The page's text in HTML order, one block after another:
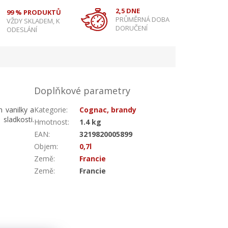
99 % PRODUKTŮ
VŽDY SKLADEM, K
ODESLÁNÍ
2,5 DNE
PRŮMĚRNÁ DOBA
DORUČENÍ
vanilky a
Doplňkové parametry
Kategorie:
Cognac, brandy
Hmotnost:
1.4 kg
EAN:
3219820005899
Objem:
0,7l
Země:
Francie
Země: Francie